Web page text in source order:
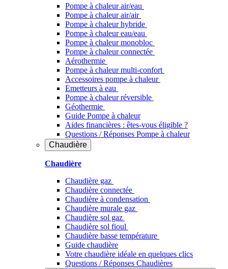
Pompe à chaleur air/eau
Pompe à chaleur air/air
Pompe à chaleur hybride
Pompe à chaleur​ eau/eau
Pompe à chaleur monobloc
Pompe à chaleur connectée
Aérothermie
Pompe à chaleur multi-confort
Accessoires pompe à chaleur
Emetteurs à eau
Pompe à chaleur réversible
Géothermie
Guide Pompe à chaleur
Aides financières : êtes-vous éligible ?
Questions / Réponses Pompe à chaleur
Chaudière
Chaudière
Chaudière gaz
Chaudière connectée
Chaudière à condensation
Chaudière murale gaz
Chaudière sol gaz
Chaudière sol fioul
Chaudière basse température
Guide chaudière
Votre chaudière idéale en quelques clics
Questions / Réponses Chaudières